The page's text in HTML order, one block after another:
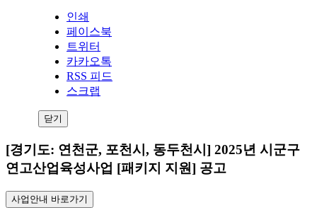
인쇄
페이스북
트위터
카카오톡
RSS 피드
스크랩
닫기
[경기도: 연천군, 포천시, 동두천시] 2025년 시군구
연고산업육성사업 [패키지 지원] 공고
사업안내 바로가기